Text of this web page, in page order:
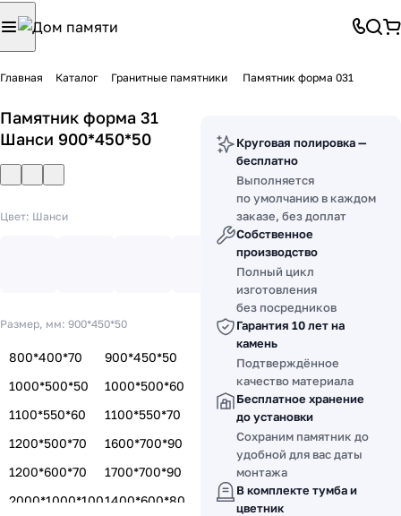
Главная Каталог Гранитные памятники Памятник форма 031
Памятник форма 31
Шанси 900*450*50
Цвет: Шанси
Размер, мм: 900*450*50
800*400*70
900*450*50
1000*500*50
1000*500*60
1100*550*60
1100*550*70
1200*500*70
1600*700*90
1200*600*70
1700*700*90
2000*1000*1001400*600*80
Круговая полировка —
бесплатно
Выполняется
по умолчанию в каждом
заказе, без доплат
Собственное
производство
Полный цикл
изготовления
без посредников
Гарантия 10 лет на
камень
Подтверждённое
качество материала
Бесплатное хранение
до установки
Сохраним памятник до
удобной для вас даты
монтажа
В комплекте тумба и
цветник